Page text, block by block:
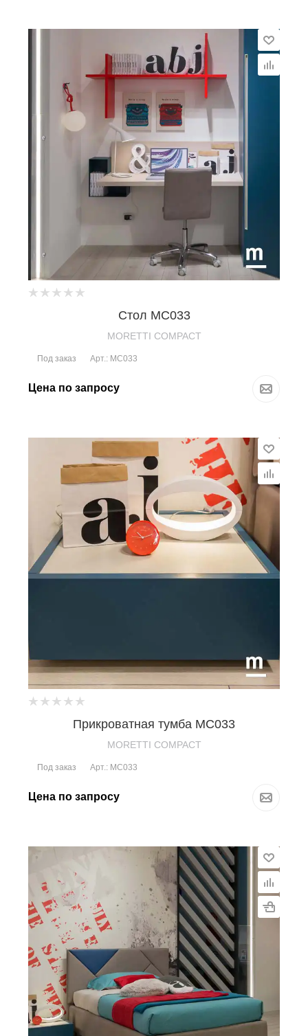
Стол MC033
MORETTI COMPACT
Под заказ Арт.: MC033
Цена по запросу
Прикроватная тумба MC033
MORETTI COMPACT
Под заказ Арт.: MC033
Цена по запросу